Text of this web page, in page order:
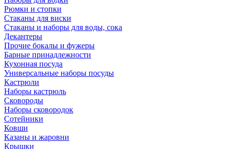
Рюмки и стопки
Стаканы для виски
Стаканы и наборы для воды, сока
Декантеры
Прочие бокалы и фужеры
Барные принадлежности
Кухонная посуда
Универсальные наборы посуды
Кастрюли
Наборы кастрюль
Сковороды
Наборы сковородок
Сотейники
Ковши
Казаны и жаровни
Крышки